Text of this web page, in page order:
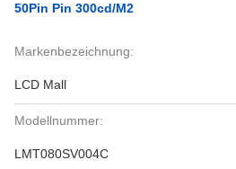
50Pin Pin 300cd/m2
Markenbezeichnung:
LCD Mall
Modellnummer:
LMT080SV004C